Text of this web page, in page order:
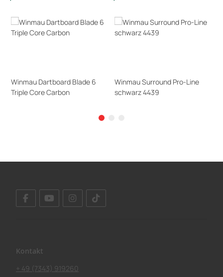
Winmau Dartboard Blade 6
Triple Core Carbon
Winmau Surround Pro-Line
schwarz 4439
Kontakt
+ 49 (7343) 919260